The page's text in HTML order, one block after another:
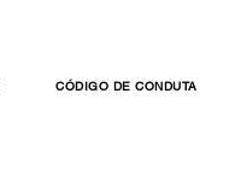
CÓDIGO DE CONDUTA